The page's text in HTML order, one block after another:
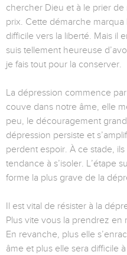
chercher Dieu et à le prier
prix. Cette démarche
difficile vers la liberté. Mais il
suis tellement heureuse
je fais tout pour la conserver.
La dépression commence
couve dans notre âme, elle
peu, le découragement
dépression persiste et
perdent espoir. À ce stade,
tendance à s’isoler. L’étape
forme la plus grave de la
Il est vital de résister à la
Plus vite vous la prendrez en
En revanche, plus elle
âme et plus elle sera difficile